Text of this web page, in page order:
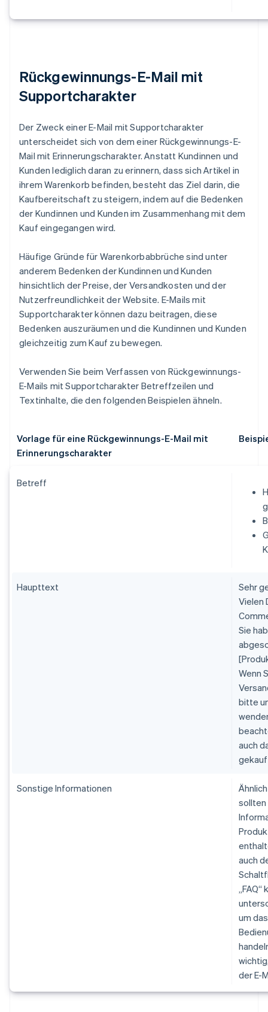
Rückgewinnungs-E-Mail mit
Supportcharakter
Der Zweck einer E-Mail mit Supportcharakter
unterscheidet sich von dem einer Rückgewinnungs-E-
Mail mit Erinnerungscharakter. Anstatt Kundinnen und
Kunden lediglich daran zu erinnern, dass sich Artikel in
ihrem Warenkorb befinden, besteht das Ziel darin, die
Kaufbereitschaft zu steigern, indem auf die Bedenken
der Kundinnen und Kunden im Zusammenhang mit dem
Kauf eingegangen wird.
Häufige Gründe für Warenkorbabbrüche sind unter
anderem Bedenken der Kundinnen und Kunden
hinsichtlich der Preise, der Versandkosten und der
Nutzerfreundlichkeit der Website. E-Mails mit
Supportcharakter können dazu beitragen, diese
Bedenken auszuräumen und die Kundinnen und Kunden
gleichzeitig zum Kauf zu bewegen.
Verwenden Sie beim Verfassen von Rückgewinnungs-
E-Mails mit Supportcharakter Betreffzeilen und
Textinhalte, die den folgenden Beispielen ähneln.
Vorlage für eine Rückgewinnungs-E-Mail mit
Erinnerungscharakter
Betreff
Haupttext
Sehr
Vielen
Sie
Wenn
bitte
auch
Sonstige Informationen
sollten
auch
um
der E-